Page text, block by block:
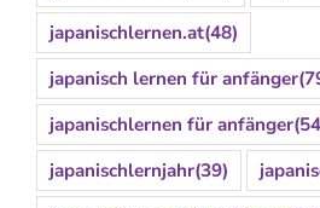
japanischlernen.at(48)
japanisch lernen für anfänger
japanischlernen für anfänger
japanischlernjahr(39)